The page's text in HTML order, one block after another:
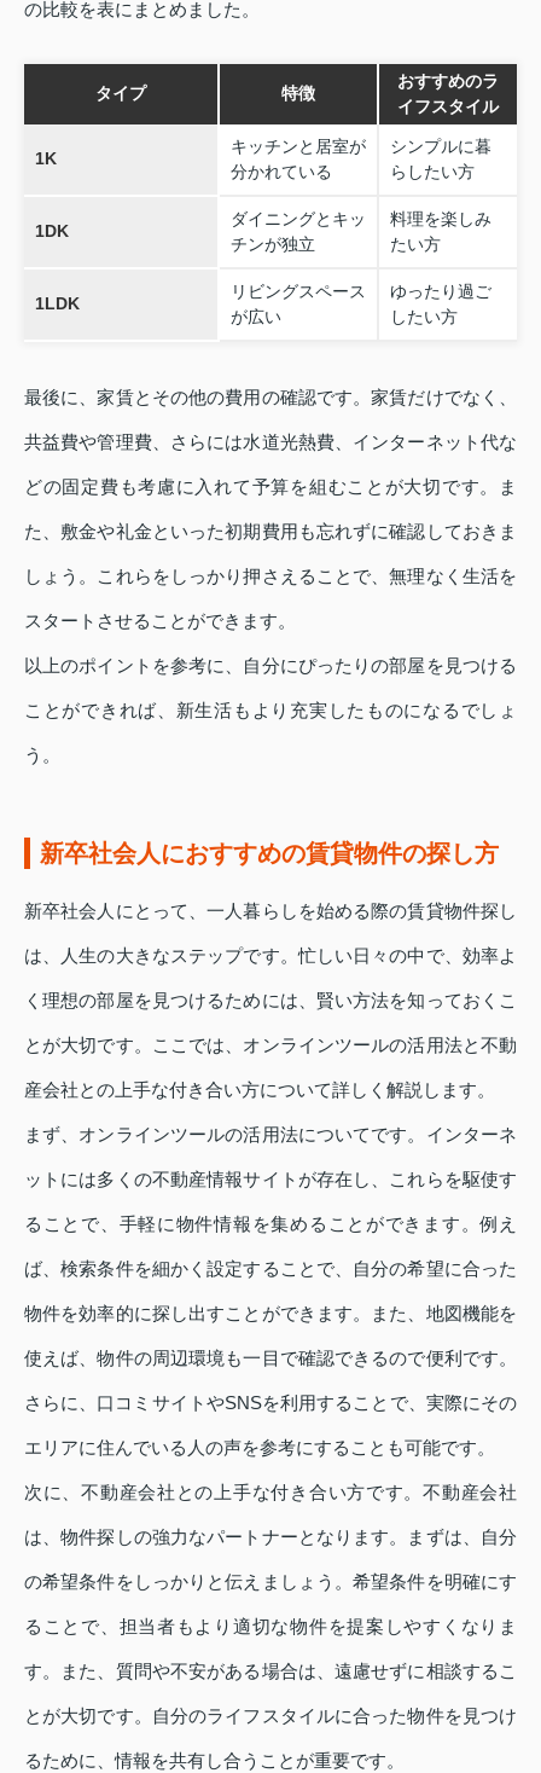
の比較を表にまとめました。
タイプ 特徴
おすすめのラ
イフスタイル
1K
キッチンと居室が
分かれている
シンプルに暮
らしたい方
1DK
ダイニングとキッ
チンが独立
料理を楽しみ
たい方
1LDK
リビングスペース
が広い
ゆったり過ご
したい方
最後に、家賃とその他の費用の確認です。家賃だけでなく、
共益費や管理費、さらには水道光熱費、インターネット代な
どの固定費も考慮に入れて予算を組むことが大切です。ま
た、敷金や礼金といった初期費用も忘れずに確認しておきま
しょう。これらをしっかり押さえることで、無理なく生活を
スタートさせることができます。
以上のポイントを参考に、自分にぴったりの部屋を見つける
ことができれば、新生活もより充実したものになるでしょ
う。
新卒社会人におすすめの賃貸物件の探し方
新卒社会人にとって、一人暮らしを始める際の賃貸物件探し
は、人生の大きなステップです。忙しい日々の中で、効率よ
く理想の部屋を見つけるためには、賢い方法を知っておくこ
とが大切です。ここでは、オンラインツールの活用法と不動
産会社との上手な付き合い方について詳しく解説します。
まず、オンラインツールの活用法についてです。インターネ
ットには多くの不動産情報サイトが存在し、これらを駆使す
ることで、手軽に物件情報を集めることができます。例え
ば、検索条件を細かく設定することで、自分の希望に合った
物件を効率的に探し出すことができます。また、地図機能を
使えば、物件の周辺環境も一目で確認できるので便利です。
さらに、口コミサイトやSNSを利用することで、実際にその
エリアに住んでいる人の声を参考にすることも可能です。
次に、不動産会社との上手な付き合い方です。不動産会社
は、物件探しの強力なパートナーとなります。まずは、自分
の希望条件をしっかりと伝えましょう。希望条件を明確にす
ることで、担当者もより適切な物件を提案しやすくなりま
す。また、質問や不安がある場合は、遠慮せずに相談するこ
とが大切です。自分のライフスタイルに合った物件を見つけ
るために、情報を共有し合うことが重要です。